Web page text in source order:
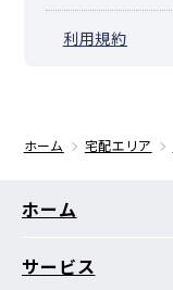
利用規約
ホーム 宅配エリア
ホーム
サービス